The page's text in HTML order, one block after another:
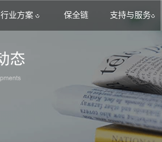
行业方案 保全链 支持与服务